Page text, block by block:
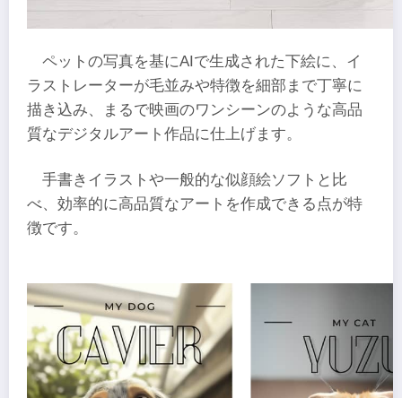
ペットの写真を基にAIで生成された下絵に、イ
ラストレーターが毛並みや特徴を細部まで丁寧に
描き込み、まるで映画のワンシーンのような高品
質なデジタルアート作品に仕上げます。
手書きイラストや一般的な似顔絵ソフトと比
べ、効率的に高品質なアートを作成できる点が特
徴です。